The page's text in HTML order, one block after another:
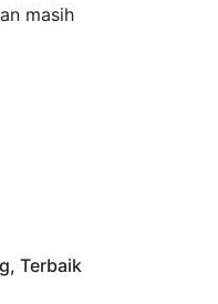
masih
Terbaik